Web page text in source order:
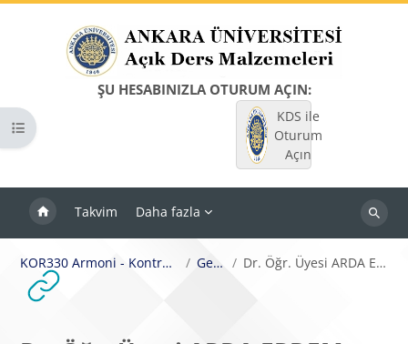
ŞU HESABINIZLA OTURUM AÇIN:
KDS ile
Oturum
Açın
Takvim Daha fazla
Dersleri
Kurs dizinini aç
KOR330 Armoni - Kontrpuan II Genel Dr. Öğr. Üyesi ARDA ERDEM